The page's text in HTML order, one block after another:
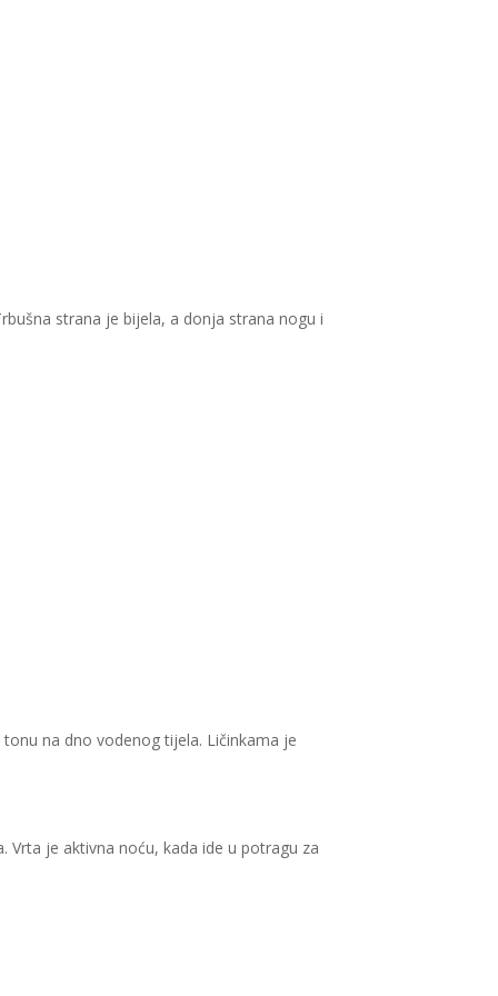
strana je bijela, a donja strana nogu i
na dno vodenog tijela. Ličinkama je
je aktivna noću, kada ide u potragu za